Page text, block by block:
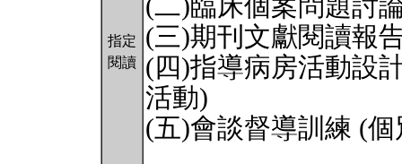
指定
閱讀
(二)臨床個案問題討
(三)期刊文獻閱讀報
(四)指導病房活動設
活動)
(五)會談督導訓練 (